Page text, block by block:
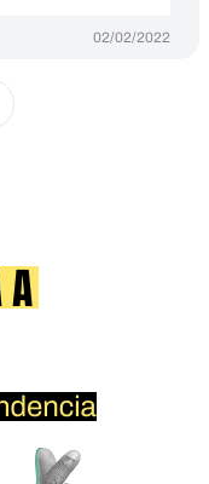
02/02/2022